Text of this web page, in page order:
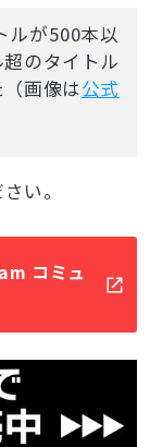
ルが500本以
のタイトル
画像は公式
い。
コミュ